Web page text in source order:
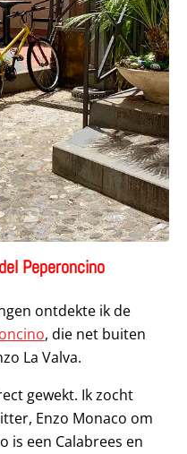
Peperoncino
ontdekte ik de
, die net buiten
La Valva.
gewekt. Ik zocht
Enzo Monaco om
is een Calabrees en